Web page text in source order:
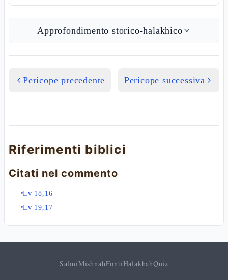
Approfondimento storico-halakhico
Pericope precedente Pericope successiva
Riferimenti biblici
Citati nel commento
Lv 18,16
Lv 19,17
SalmiMishnahFontiHalakhahQuiz